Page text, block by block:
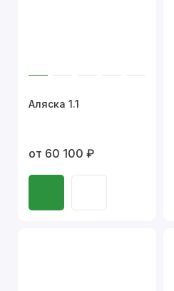
Аляска 1.1
от 60 100 ₽